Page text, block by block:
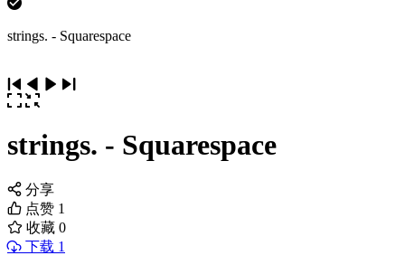
strings. - Squarespace
strings. - Squarespace
分享
点赞 1
收藏 0
下载 1